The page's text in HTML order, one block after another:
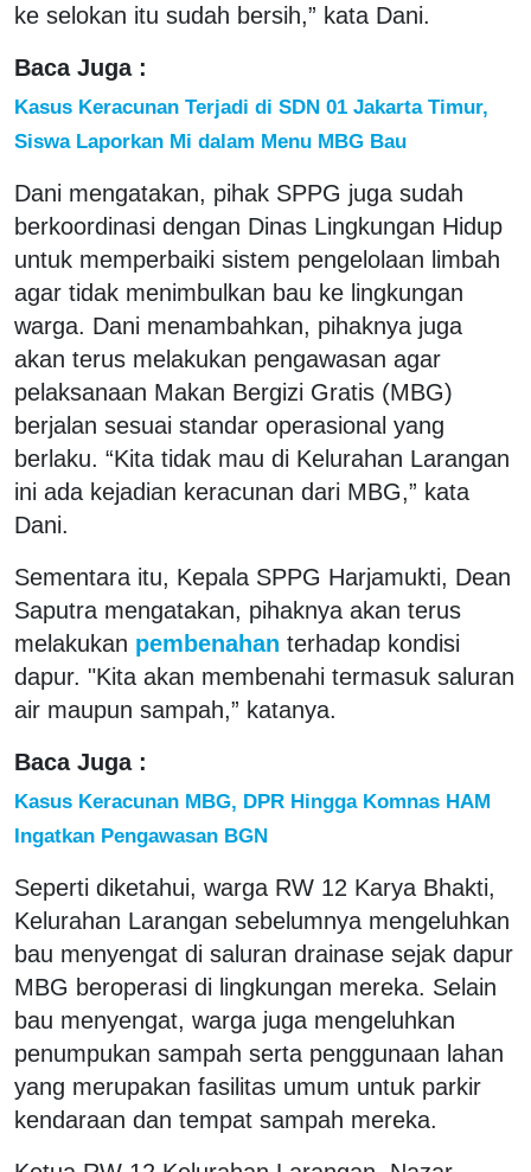
ke selokan itu sudah bersih,” kata Dani.
Baca Juga :
Kasus Keracunan Terjadi di SDN 01 Jakarta Timur,
Siswa Laporkan Mi dalam Menu MBG Bau
Dani mengatakan, pihak SPPG juga sudah
berkoordinasi dengan Dinas Lingkungan Hidup
untuk memperbaiki sistem pengelolaan limbah
agar tidak menimbulkan bau ke lingkungan
warga. Dani menambahkan, pihaknya juga
akan terus melakukan pengawasan agar
pelaksanaan Makan Bergizi Gratis (MBG)
berjalan sesuai standar operasional yang
berlaku. “Kita tidak mau di Kelurahan Larangan
ini ada kejadian keracunan dari MBG,” kata
Dani.
Sementara itu, Kepala SPPG Harjamukti, Dean
Saputra mengatakan, pihaknya akan terus
melakukan pembenahan terhadap kondisi
dapur. "Kita akan membenahi termasuk saluran
air maupun sampah,” katanya.
Baca Juga :
Kasus Keracunan MBG, DPR Hingga Komnas HAM
Ingatkan Pengawasan BGN
Seperti diketahui, warga RW 12 Karya Bhakti,
Kelurahan Larangan sebelumnya mengeluhkan
bau menyengat di saluran drainase sejak dapur
MBG beroperasi di lingkungan mereka. Selain
bau menyengat, warga juga mengeluhkan
penumpukan sampah serta penggunaan lahan
yang merupakan fasilitas umum untuk parkir
kendaraan dan tempat sampah mereka.